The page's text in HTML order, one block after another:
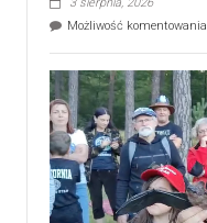
Możliwość komentowania